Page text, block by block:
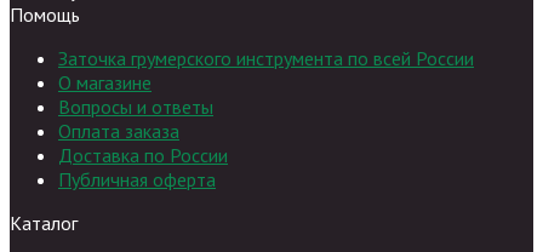
Помощь
Заточка грумерского инструмента по всей России
О магазине
Вопросы и ответы
Оплата заказа
Доставка по России
Публичная оферта
Каталог